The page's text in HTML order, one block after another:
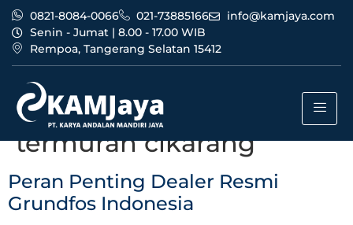
0821-8084-0066 021-73885166
info@kamjaya.com
Senin - Jumat | 8.00 - 17.00 WIB
Rempoa, Tangerang Selatan 15412
Tag:
grundfos indonesia
termurah cikarang
Peran Penting Dealer Resmi
Grundfos Indonesia